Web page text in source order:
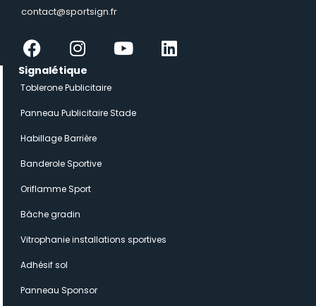
contact@sportsign.fr
FacebookInstagram
YoutubeLinkedin
Signalétique
Toblerone Publicitaire
Panneau Publicitaire Stade
Habillage Barrière
Banderole Sportive
Oriflamme Sport
Bâche gradin
Vitrophanie installations sportives
Adhésif sol
Panneau Sponsor